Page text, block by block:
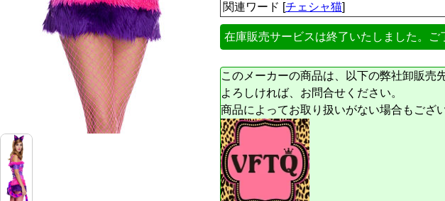
関連ワード [チェシャ猫]
在庫販売サービスは終了いたしました。ご
このメーカーの商品は、以下の弊社卸販売
よろしければ、お問合せください。
商品によってお取り扱いがない場合もござ